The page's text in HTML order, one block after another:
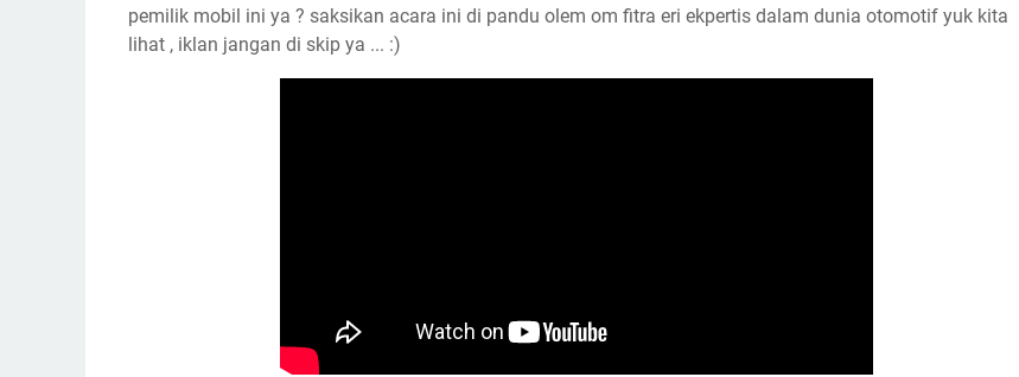
pemilik mobil ini ya ? saksikan acara ini di pandu olem om fitra eri ekpertis dalam dunia otomotif yuk kita
lihat , iklan jangan di skip ya ... :)